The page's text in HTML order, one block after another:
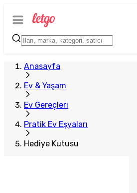
Anasayfa
Ev & Yaşam
Ev Gereçleri
Pratik Ev Eşyaları
Hediye Kutusu